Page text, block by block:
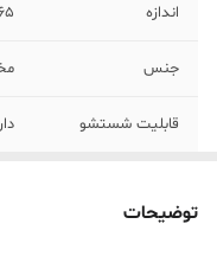
اندازه 65 * 80 سانتیمتر
جنس
قابلیت شستشو
توضیحات